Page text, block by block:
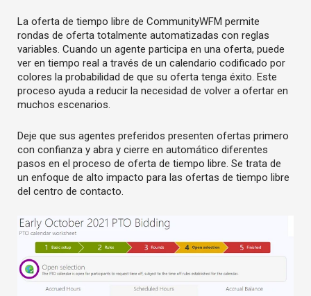
La oferta de tiempo libre de CommunityWFM permite
rondas de oferta totalmente automatizadas con reglas
variables. Cuando un agente participa en una oferta, puede
ver en tiempo real a través de un calendario codificado por
colores la probabilidad de que su oferta tenga éxito. Este
proceso ayuda a reducir la necesidad de volver a ofertar en
muchos escenarios.
Deje que sus agentes preferidos presenten ofertas primero
con confianza y abra y cierre en automático diferentes
pasos en el proceso de oferta de tiempo libre. Se trata de
un enfoque de alto impacto para las ofertas de tiempo libre
del centro de contacto.